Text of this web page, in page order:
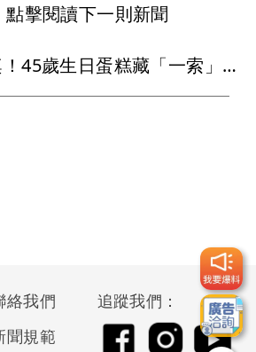
點擊閱讀下一則新聞
梅根麻將魂上桌！45歲生日蛋糕藏「一索」巧思
絡我們
聞規範
追蹤我們：